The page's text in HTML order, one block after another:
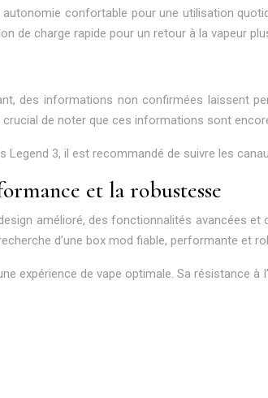
confortable pour une utilisation
de charge rapide pour un retour à la vapeur
des informations non confirmées
de noter que ces informations sont
3, il est recommandé de suivre les
et la robustesse
amélioré, des fonctionnalités
d’une box mod fiable, performante et
expérience de vape optimale. Sa